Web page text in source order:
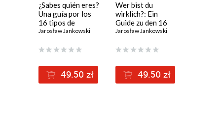
¿Sabes quién eres?
Una guía por los
16 tipos de
personalidad ID16
Jarosław Jankowski
49.50 zł
Wer bist du
wirklich?: Ein
Guide zu den 16
Persönlichkeitstypen
Jarosław Jankowski
49.50 zł